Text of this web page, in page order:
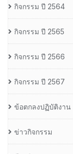
กิจกรรม ปี 2564
กิจกรรม ปี 2565
กิจกรรม ปี 2566
กิจกรรม ปี 2567
ข้อตกลงปฏิบัติงาน
ข่าวกิจกรรม